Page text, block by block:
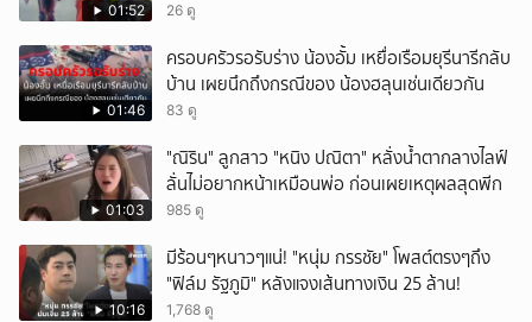
01:52 26 ดู
01:46
ครอบครัวรอรับร่าง น้องอั้ม เหยื่อเรือมยุรีนารีกลับ
บ้าน เผยนึกถึงกรณีของ น้องฮลุนเช่นเดียวกัน
83 ดู
01:03
"ณิริน" ลูกสาว "หนิง ปณิตา" หลั่งน้ำตากลางไลฟ์
ลั่นไม่อยากหน้าเหมือนพ่อ ก่อนเผยเหตุผลสุดพีก
985 ดู
10:16
มีร้อนๆหนาวๆแน่! "หนุ่ม กรรชัย" โพสต์ตรงๆถึง
"ฟิล์ม รัฐภูมิ" หลังแจงเส้นทางเงิน 25 ล้าน!
1,768 ดู